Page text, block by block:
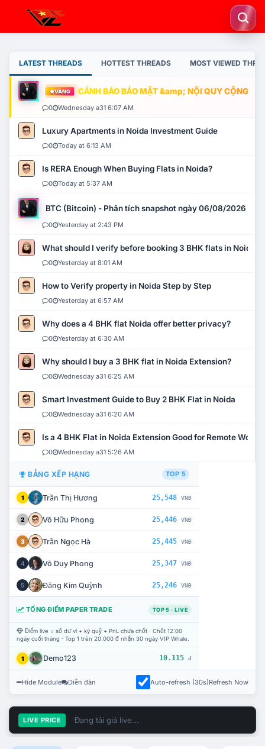
LATEST THREADS HOTTEST THREADS MOST VIEWED
VÀNG CẢNH BÁO BẢO MẬT &amp; NỘI QUY CỘNG
0 Wednesday a31 6:07 AM
Luxury Apartments in Noida Investment Guide
0 Today at 6:13 AM
Is RERA Enough When Buying Flats in Noida?
0 Today at 5:37 AM
BTC (Bitcoin) - Phân tích snapshot ngày 06/08/2026
0 Yesterday at 2:43 PM
What should I verify before booking 3 BHK flats in Noida?
0 Yesterday at 8:01 AM
How to Verify property in Noida Step by Step
0 Yesterday at 6:57 AM
Why does a 4 BHK flat Noida offer better privacy?
0 Yesterday at 6:30 AM
Why should I buy a 3 BHK flat in Noida Extension?
0 Wednesday a31 6:25 AM
Smart Investment Guide to Buy 2 BHK Flat in Noida
0 Wednesday a31 6:20 AM
Is a 4 BHK Flat in Noida Extension Good for Remote Work?
0 Wednesday a31 5:26 AM
BẢNG XẾP HẠNG TOP 5
1 Trần Thị Hương 25,548 VNĐ
2 Võ Hữu Phong 25,446 VNĐ
3 Trần Ngọc Hà 25,445 VNĐ
4 Võ Duy Phong 25,347 VNĐ
5 Đặng Kim Quỳnh 25,246 VNĐ
TỔNG ĐIỂM PAPER TRADE TOP 5 · LIVE
Điểm live = số dư ví + ký quỹ + PnL chưa chốt · Chốt 12:00
ngày cuối tháng · Top 1 trên 20.000 đ nhận 30 ngày VIP Whale.
1 Demo123 10.115 đ
Hide Module Diễn đàn Auto-refresh (30s)Refresh Now
LIVE PRICE Đang tải giá live...